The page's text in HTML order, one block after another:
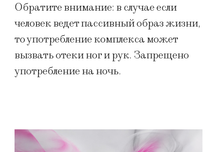
Обратите внимание: в случае если
человек ведет пассивный образ жизни,
то употребление комплекса может
вызвать отеки ног и рук. Запрещено
употребление на ночь.